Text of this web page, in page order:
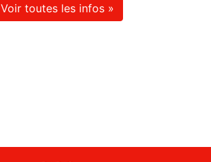
Voir toutes les infos »